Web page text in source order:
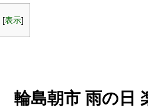
[表示]
輪島朝市 雨の日